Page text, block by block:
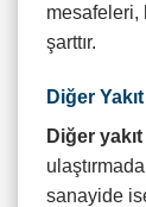
mesafeleri,
şarttır.
Diğer
Diğer yakıt
sanayide